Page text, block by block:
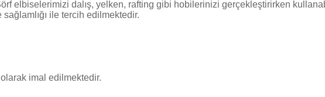
elbiselerimizi dalış, yelken, rafting gibi hobilerinizi gerçekleştirirken
ile tercih edilmektedir.
imal edilmektedir.